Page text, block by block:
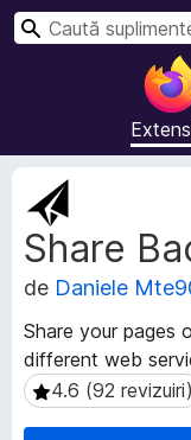
C
Share
de Daniele
Share your pages
different web
4.6 (92 revizuiri)
4.6 (92 revizuiri)
e
t
a
d
t
e
e
x